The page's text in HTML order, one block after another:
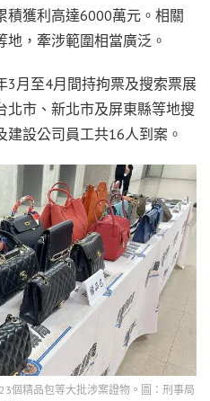
積獲利高達6000萬元。相關
，牽涉範圍相當廣泛。
3月至4月間持拘票及搜索票展
北市、新北市及屏東縣等地搜
設公司員工共16人到案。
個精品包等大批涉案證物。圖：刑事局